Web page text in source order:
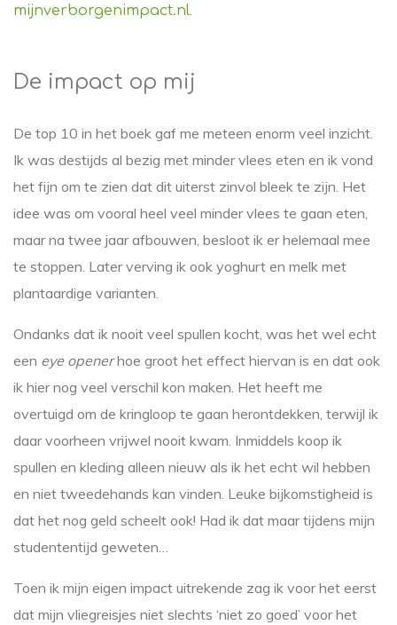
mijnverborgenimpact.nl.
De impact op mij
De top 10 in het boek gaf me meteen enorm veel inzicht.
Ik was destijds al bezig met minder vlees eten en ik vond
het fijn om te zien dat dit uiterst zinvol bleek te zijn. Het
idee was om vooral heel veel minder vlees te gaan eten,
maar na twee jaar afbouwen, besloot ik er helemaal mee
te stoppen. Later verving ik ook yoghurt en melk met
plantaardige varianten.
Ondanks dat ik nooit veel spullen kocht, was het wel echt
een eye openerhoe groot het effect hiervan is en dat ook
ik hier nog veel verschil kon maken. Het heeft me
overtuigd om de kringloop te gaan herontdekken, terwijl ik
daar voorheen vrijwel nooit kwam. Inmiddels koop ik
spullen en kleding alleen nieuw als ik het echt wil hebben
en niet tweedehands kan vinden. Leuke bijkomstigheid is
dat het nog geld scheelt ook! Had ik dat maar tijdens mijn
studententijd geweten…
Toen ik mijn eigen impact uitrekende zag ik voor het eerst
dat mijn vliegreisjes niet slechts ‘niet zo goed’ voor het